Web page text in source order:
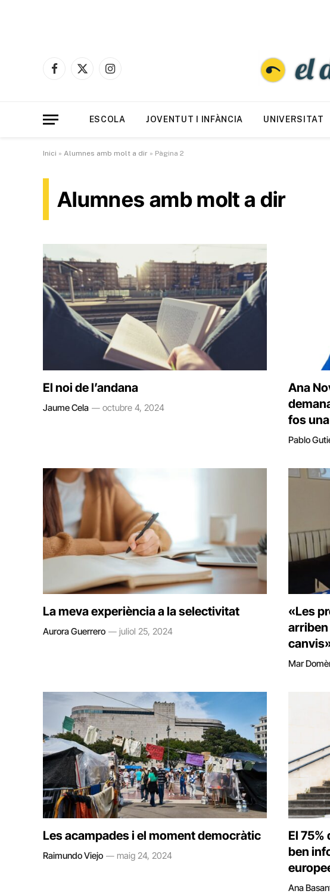
Facebook
X
Instagram
ESCOLA JOVENTUT I INFÀNCIA UNIVERSITAT
Inici » Alumnes amb molt a dir » Pàgina 2
Alumnes amb molt a dir
El noi de l’andana
Jaume Cela octubre 4, 2024
Ana
fos
Pablo
La meva experiència a la selectivitat
Aurora Guerrero juliol 25, 2024
«Les
arriben
Mar
Les acampades i el moment democràtic
Raimundo Viejo maig 24, 2024
El
ben
Ana